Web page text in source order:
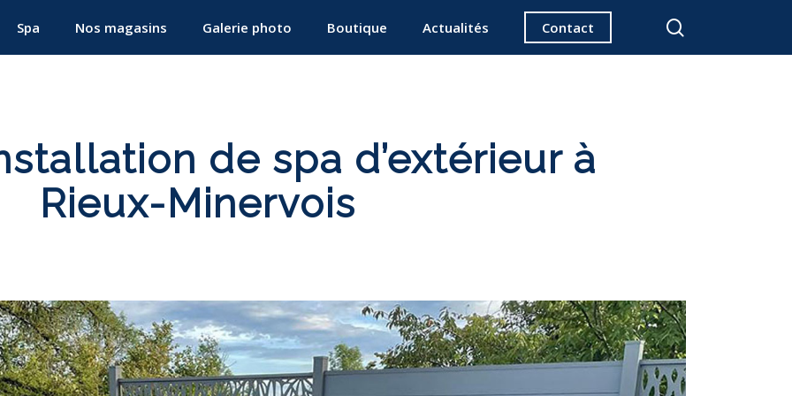
Spa Nos magasins Galerie photo Boutique Actualités Contact
de spa d’extérieur à
Rieux-Minervois